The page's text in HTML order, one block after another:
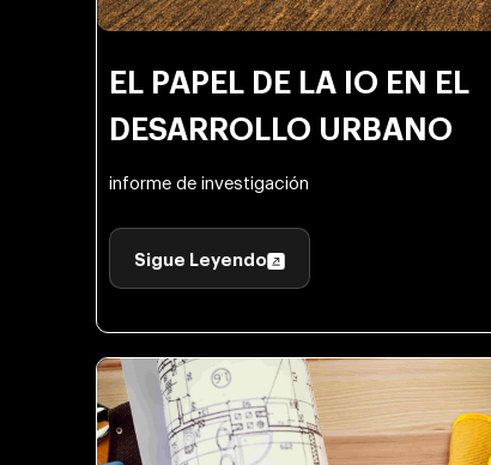
EL PAPEL DE LA IO EN EL
DESARROLLO URBANO
informe de investigación
Sigue Leyendo